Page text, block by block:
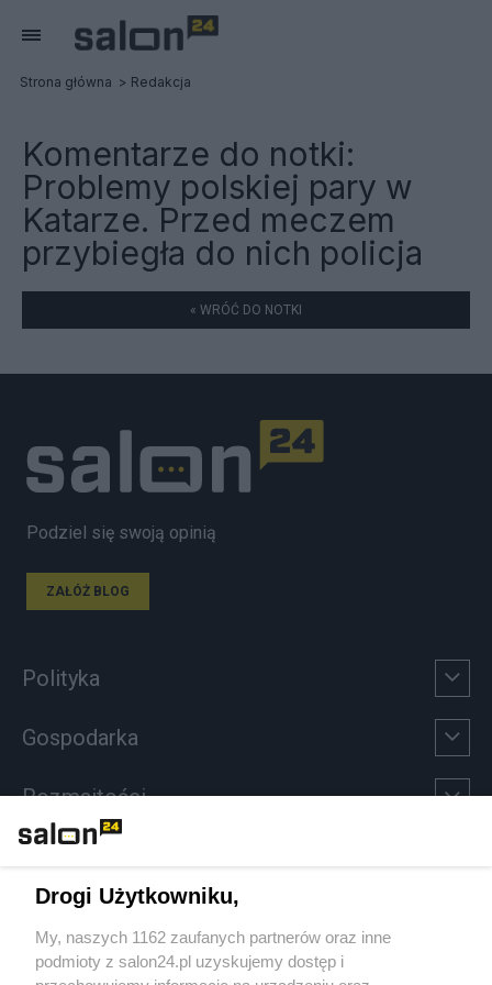
Strona główna Redakcja
Komentarze do notki:
Problemy polskiej pary w
Katarze. Przed meczem
przybiegła do nich policja
« WRÓĆ DO NOTKI
Podziel się swoją opinią
ZAŁÓŻ BLOG
Polityka
Gospodarka
Rozmaitości
Sport
Społeczeństwo
Drogi Użytkowniku,
My, naszych 1162 zaufanych partnerów oraz inne
podmioty z salon24.pl uzyskujemy dostęp i